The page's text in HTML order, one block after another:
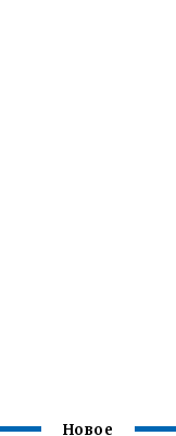
Новое